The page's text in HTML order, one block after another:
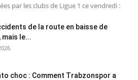
par les clubs de Ligue 1 ce vendredi :
de la route en baisse de
mais le...
choc : Comment Trabzonspor a